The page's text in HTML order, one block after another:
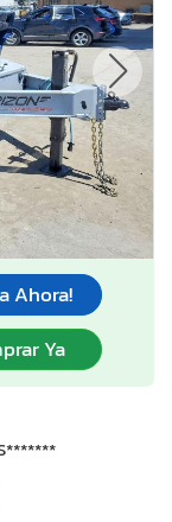
Ahora!
Ya